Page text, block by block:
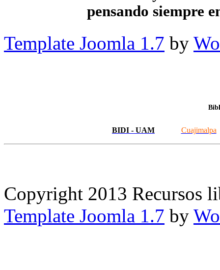
pensando siempre
Template Joomla 1.7 by
BIDI - UAM Cuajimalpa
Copyright 2013 Recursos
Template Joomla 1.7 by